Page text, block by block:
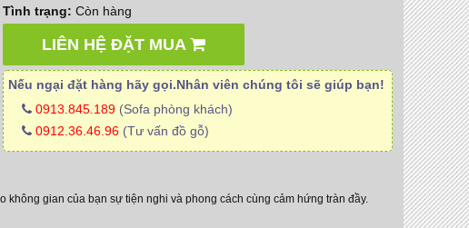
Tình trạng: Còn hàng
LIÊN HỆ ĐẶT MUA
Nếu ngại đặt hàng hãy gọi.Nhân viên chúng tôi sẽ giúp bạn!
0913.845.189(Sofa phòng khách)
0912.36.46.96(Tư vấn đồ gỗ)
gian của bạn sự tiện nghi và phong cách cùng cảm hứng tràn đầy.